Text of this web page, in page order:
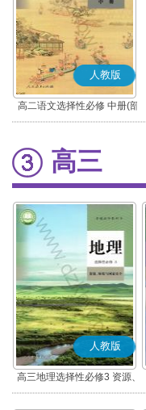
人教版
高二语文选择性必修 中册(部
编版)
高三
人教版
高三地理选择性必修3 资源、
环境与国家安全